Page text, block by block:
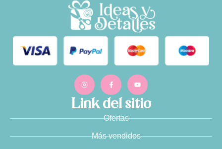
Link del sitio
Ofertas
Más vendidos